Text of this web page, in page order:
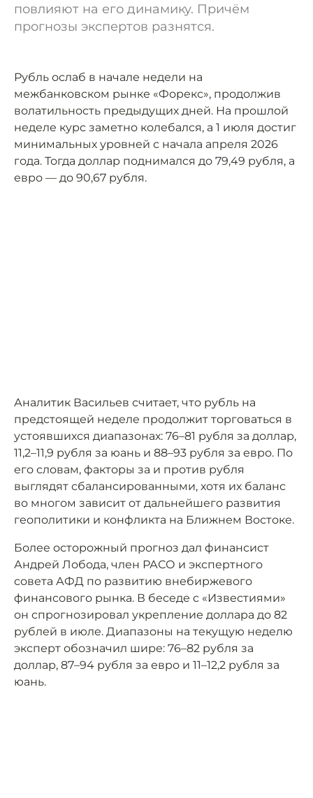
повлияют на его динамику. Причём
прогнозы экспертов разнятся.
Рубль ослаб в начале недели на
межбанковском рынке «Форекс», продолжив
волатильность предыдущих дней. На прошлой
неделе курс заметно колебался, а 1 июля достиг
минимальных уровней с начала апреля 2026
года. Тогда доллар поднимался до 79,49 рубля, а
евро — до 90,67 рубля.
Аналитик Васильев считает, что рубль на
предстоящей неделе продолжит торговаться в
устоявшихся диапазонах: 76–81 рубля за доллар,
11,2–11,9 рубля за юань и 88–93 рубля за евро. По
его словам, факторы за и против рубля
выглядят сбалансированными, хотя их баланс
во многом зависит от дальнейшего развития
геополитики и конфликта на Ближнем Востоке.
Более осторожный прогноз дал финансист
Андрей Лобода, член РАСО и экспертного
совета АФД по развитию внебиржевого
финансового рынка. В беседе с «Известиями»
он спрогнозировал укрепление доллара до 82
рублей в июле. Диапазоны на текущую неделю
эксперт обозначил шире: 76–82 рубля за
доллар, 87–94 рубля за евро и 11–12,2 рубля за
юань.